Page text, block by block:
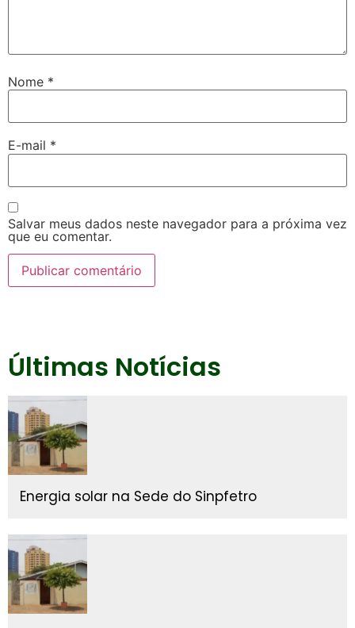
Nome *
E-mail *
Salvar meus dados neste navegador para a próxima vez
que eu comentar.
Últimas Notícias
Energia solar na Sede do Sinpfetro